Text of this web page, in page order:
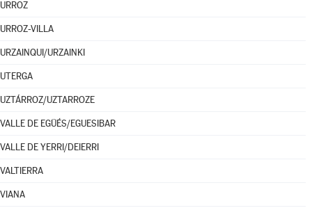
URROZ
URROZ-VILLA
URZAINQUI/URZAINKI
UTERGA
UZTÁRROZ/UZTARROZE
VALLE DE EGÜÉS/EGUESIBAR
VALLE DE YERRI/DEIERRI
VALTIERRA
VIANA